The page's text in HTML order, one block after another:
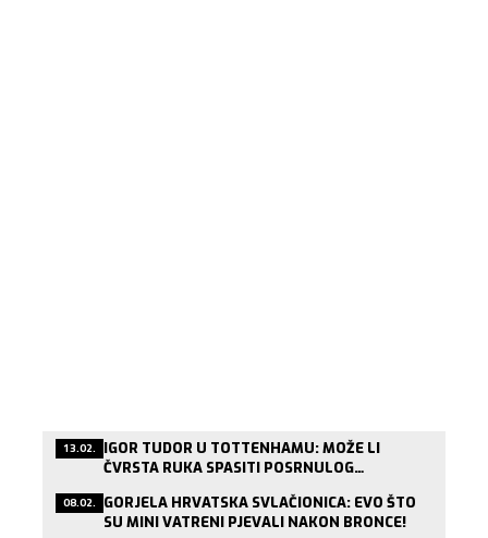
13.02. IGOR TUDOR U TOTTENHAMU: MOŽE LI
ČVRSTA RUKA SPASITI POSRNULOG
08.02. GORJELA HRVATSKA SVLAČIONICA: EVO ŠTO
SU MINI VATRENI PJEVALI NAKON BRONCE!